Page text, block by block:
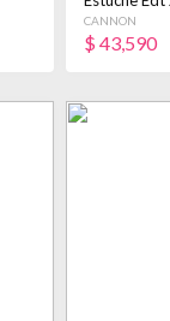
CANNON
$ 43,590